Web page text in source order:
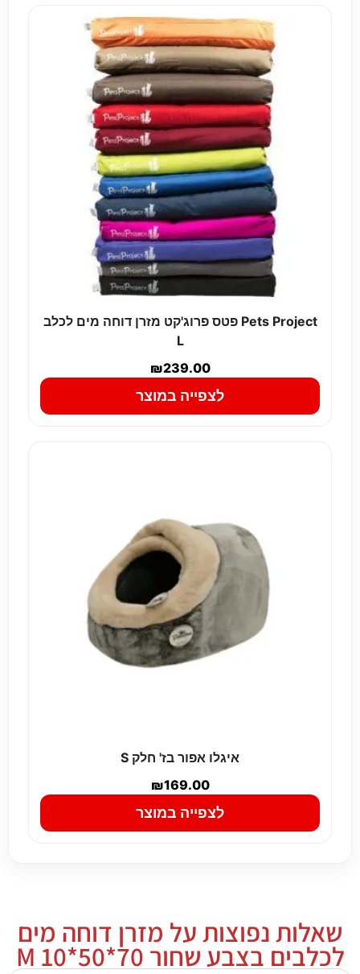
Pets Project פטס פרוג'קט מזרן דוחה מים לכלב
L
₪239.00
לצפייה במוצר
איגלו אפור בז' חלק S
₪169.00
לצפייה במוצר
שאלות נפוצות על מזרן דוחה מים
לכלבים בצבע שחור 70*50*10 M